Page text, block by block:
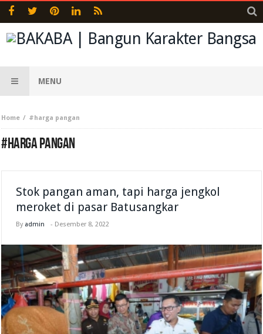
MENU
Home #harga pangan
#HARGA PANGAN
Stok pangan aman, tapi harga jengkol
meroket di pasar Batusangkar
By admin - Desember 8, 2022